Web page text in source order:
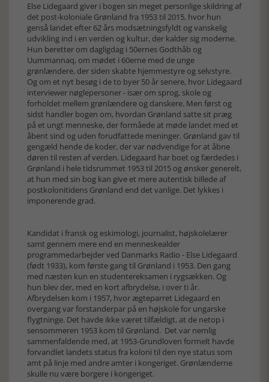
Else Lidegaard giver i bogen sin meget personlige skildring af
det post-koloniale Grønland fra 1953 til 2015, hvor hun
genså landet efter 62 års modsætningsfyldt og vanskelig
udvikling ind i en verden og kultur, der kalder sig moderne.
Hun beretter om dagligdag i 50ernes Godthåb og
Uummannaq, om mødet i 60erne med de unge
grønlændere, der siden skabte hjemmestyre og selvstyre.
Og om et nyt besøg i de to byer 50 år senere, hvor Lidegaard
interviewer nøglepersoner - især om sprog, skole og
forholdet mellem grønlændere og danskere. Men først og
sidst handler bogen om, hvordan Grønland satte sit præg
på et ungt menneske, der formåede at møde landet med et
åbent sind og uden forudfattede meninger. Grønland gav til
gengæld hende de koder, der var nødvendige for at åbne
døren til resten af verden. Lidegaard har boet og færdedes i
Grønland i hele tidsrummet 1953 til 2015 og ønsker generelt,
at hun med sin bog kan give et mere autentisk billede af
postkolonitidens Grønland end det vanlige. Det lykkes i
imponerende grad.
Kandidat i fransk og eskimologi, journalist, højskolelærer
samt gennem mere end en menneskealder
programmedarbejder ved Danmarks Radio - Else Lidegaard
(født 1933), kom første gang til Grønland i 1953. Den gang
med næsten kun en studentereksamen i rygsækken. Og
hun blev der, med en kort afbrydelse, i over ti år.
Afbrydelsen kom i 1957, hvor ægteparret Lidegaard en
overgang var forstanderpar på en højskole for ungarske
flygtninge. Det havde ikke været tilfældigt, at de netop i
sensommeren 1953 kom til Grønland. Det var nemlig
sammenfaldende med, at 1953-Grundloven formelt havde
forvandlet landets status fra koloni til den nye status som
amt på linje med andre amter i kongeriget. Grønlænderne
skulle nu være borgere i kongeriget.